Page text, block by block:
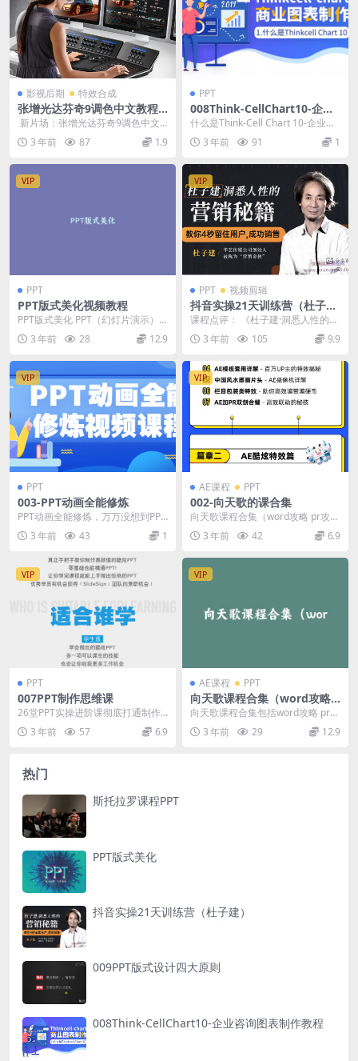
影视后期 特效合成
张增光达芬奇9调色中文教程1
080P
新片场：张增光达芬奇9调色中文
教程1080P（32集全集）+素材百度
云盘 &n...
3 年前 87 1.9
PPT
008Think-CellChart10-企业
咨询图表制作教程
什么是Think-Cell Chart 10-企业咨
询图表制作教程 本节课讲解【...
3 年前 91 1
VIP
PPT
PPT版式美化视频教程
PPT版式美化 PPT（幻灯片演示）
是一种广泛用于展示内容和传达信
息的工具。然而...
3 年前 28 12.9
VIP
PPT 视频剪辑
抖音实操21天训练营（杜子
建）
课程点评： 《杜子建·洞悉人性的营
销秘籍》教你4秒留住客户成功销
售，独创“破拆&...
3 年前 105 9.9
VIP
PPT
003-PPT动画全能修炼
PPT动画全能修炼，万万没想到PPT
竟然还是一款动画软件资源简介：
如此亲民的...
3 年前 43 1
VIP
AE课程 PPT
002-向天歌的课合集
向天歌课程合集（word攻略 pr攻略
ppt攻略 Excel攻略 AE攻略PS...
3 年前 42 6.9
VIP
PPT
007PPT制作思维课
26堂PPT实操进阶课彻底打通制作
思维 难度： 中级 学习任务数：2
8 学习人...
3 年前 57 6.9
VIP
AE课程 PPT
向天歌课程合集（word攻略
pr攻略 ppt攻略 Excel攻略 AE
攻略）
向天歌课程合集包括word攻略 pr攻
略 ppt攻略 Excel攻略 AE攻略等...
3 年前 29 12.9
热门
斯托拉罗课程PPT
PPT版式美化
抖音实操21天训练营（杜子建）
009PPT版式设计四大原则
008Think-CellChart10-企业咨询图表制作教程